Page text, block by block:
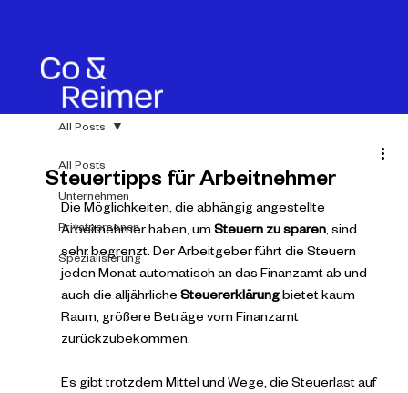
All Posts
Unternehmen
Privatpersonen
Spezialisierung
All Posts
Steuertipps für Arbeitnehmer
Die Möglichkeiten, die abhängig angestellte
Arbeitnehmer haben, um Steuern zu sparen, sind
sehr begrenzt. Der Arbeitgeber führt die Steuern
jeden Monat automatisch an das Finanzamt ab und
auch die alljährliche Steuererklärung bietet kaum
Raum, größere Beträge vom Finanzamt
zurückzubekommen.
Es gibt trotzdem Mittel und Wege, die Steuerlast auf